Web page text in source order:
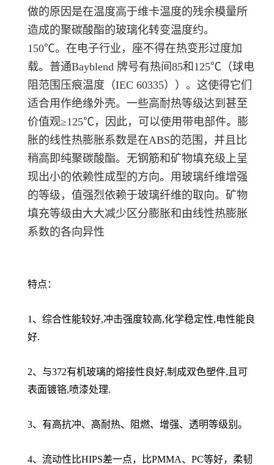
做的原因是在温度高于维卡温度的残余模量所
造成的聚碳酸酯的玻璃化转变温度约。
150℃。在电子行业，座不得在热变形过度加
载。普通Bayblend 牌号有热间85和125℃（球电
阻范围压痕温度（IEC 60335））。这使得它们
适合用作绝缘外壳。一些高耐热等级达到甚至
价值观≥125℃，因此，可以使用带电部件。膨
胀的线性热膨胀系数是在ABS的范围，并且比
稍高即纯聚碳酸酯。无钢筋和矿物填充级上呈
现出小的依赖性成型的方向。用玻璃纤维增强
的等级，值强烈依赖于玻璃纤维的取向。矿物
填充等级由大大减少区分膨胀和由线性热膨胀
系数的各向异性
特点：
1、综合性能较好,冲击强度较高,化学稳定性,电性能良
好.
2、与372有机玻璃的熔接性良好,制成双色塑件,且可
表面镀铬,喷漆处理.
3、有高抗冲、高耐热、阻燃、增强、透明等级别。
4、流动性比HIPS差一点，比PMMA、PC等好，柔韧